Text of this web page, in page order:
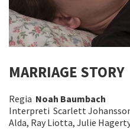
MARRIAGE STORY
Regia Noah Baumbach
Interpreti Scarlett
Alda, Ray Liotta, Julie Hagerty